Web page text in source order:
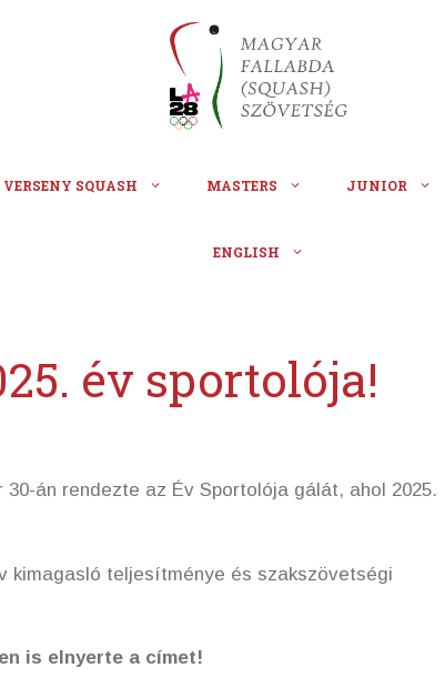
VERSENY SQUASH MASTERS JUNIOR
ENGLISH
év sportolója!
30-án rendezte az Év Sportolója gálát, ahol 2025.
kimagasló teljesítménye és szakszövetségi
is elnyerte a címet!